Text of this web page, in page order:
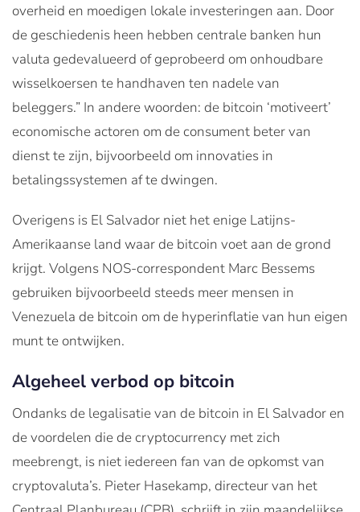
overheid en moedigen lokale investeringen aan. Door
de geschiedenis heen hebben centrale banken hun
valuta gedevalueerd of geprobeerd om onhoudbare
wisselkoersen te handhaven ten nadele van
beleggers.” In andere woorden: de bitcoin ‘motiveert’
economische actoren om de consument beter van
dienst te zijn, bijvoorbeeld om innovaties in
betalingssystemen af te dwingen.
Overigens is El Salvador niet het enige Latijns-
Amerikaanse land waar de bitcoin voet aan de grond
krijgt. Volgens NOS-correspondent Marc Bessems
gebruiken bijvoorbeeld steeds meer mensen in
Venezuela de bitcoin om de hyperinflatie van hun eigen
munt te ontwijken.
Algeheel verbod op bitcoin
Ondanks de legalisatie van de bitcoin in El Salvador en
de voordelen die de cryptocurrency met zich
meebrengt, is niet iedereen fan van de opkomst van
cryptovaluta’s. Pieter Hasekamp, directeur van het